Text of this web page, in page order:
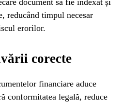
document să fie indexat și
reducând timpul necesar
erorilor.
corecte
financiare aduce
conformitatea legală, reduce